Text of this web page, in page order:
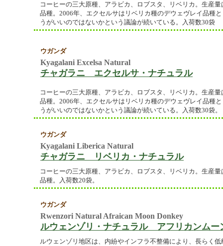
コーヒーの三大原種、アラビカ、ロブスタ、リベリカ。生産
品種。2006年、エクセルサはリベリカ種のデウェヴレイ品種
うがいいのではないかという議論が続いている。入荷数30袋
ウガンダ
Kyagalani Excelsa Natural
チャガラニ エクセルサ・ナチュラル
コーヒーの三大原種、アラビカ、ロブスタ、リベリカ。生産
品種。2006年、エクセルサはリベリカ種のデウェヴレイ品種
うがいいのではないかという議論が続いている。入荷数30袋。
ウガンダ
Kyagalani Liberica Natural
チャガラニ リベリカ・ナチュラル
コーヒーの三大原種、アラビカ、ロブスタ、リベリカ。生産
品種。入荷数20袋。
ウガンダ
Rwenzori Natural Afraican Moon Donkey
ルウェンゾリ・ナチュラル アフリカンムー
ルウェンゾリ地区は、内紛やインフラ不整備により、長らく